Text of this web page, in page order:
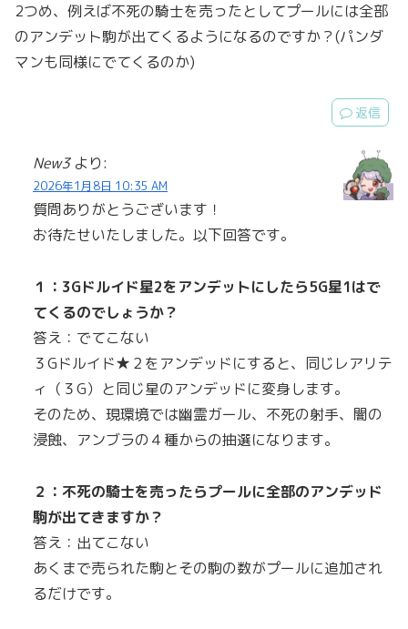
2つめ、例えば不死の騎士を売ったとしてプールには全部
のアンデット駒が出てくるようになるのですか？(パンダ
マンも同様にでてくるのか)
返信
New3 より:
2026年1月8日 10:35 AM
質問ありがとうございます！
お待たせいたしました。以下回答です。
１：3Gドルイド星2をアンデットにしたら5G星1はで
てくるのでしょうか？
答え：でてこない
３Gドルイド★２をアンデッドにすると、同じレアリテ
ィ（３G）と同じ星のアンデッドに変身します。
そのため、現環境では幽霊ガール、不死の射手、闇の
浸蝕、アンブラの４種からの抽選になります。
２：不死の騎士を売ったらプールに全部のアンデッド
駒が出てきますか？
答え：出てこない
あくまで売られた駒とその駒の数がプールに追加され
るだけです。